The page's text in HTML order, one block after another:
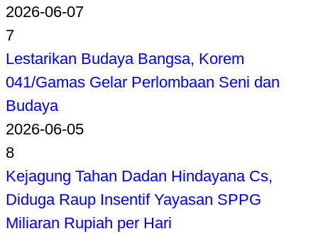
2026-06-07
7
Lestarikan Budaya Bangsa, Korem
041/Gamas Gelar Perlombaan Seni dan
Budaya
2026-06-05
8
Kejagung Tahan Dadan Hindayana Cs,
Diduga Raup Insentif Yayasan SPPG
Miliaran Rupiah per Hari